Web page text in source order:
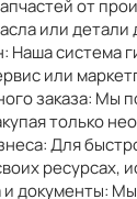
от
или детали
Наша система
или
заказа: Мы
только
Для
ресурсах,
и документы: